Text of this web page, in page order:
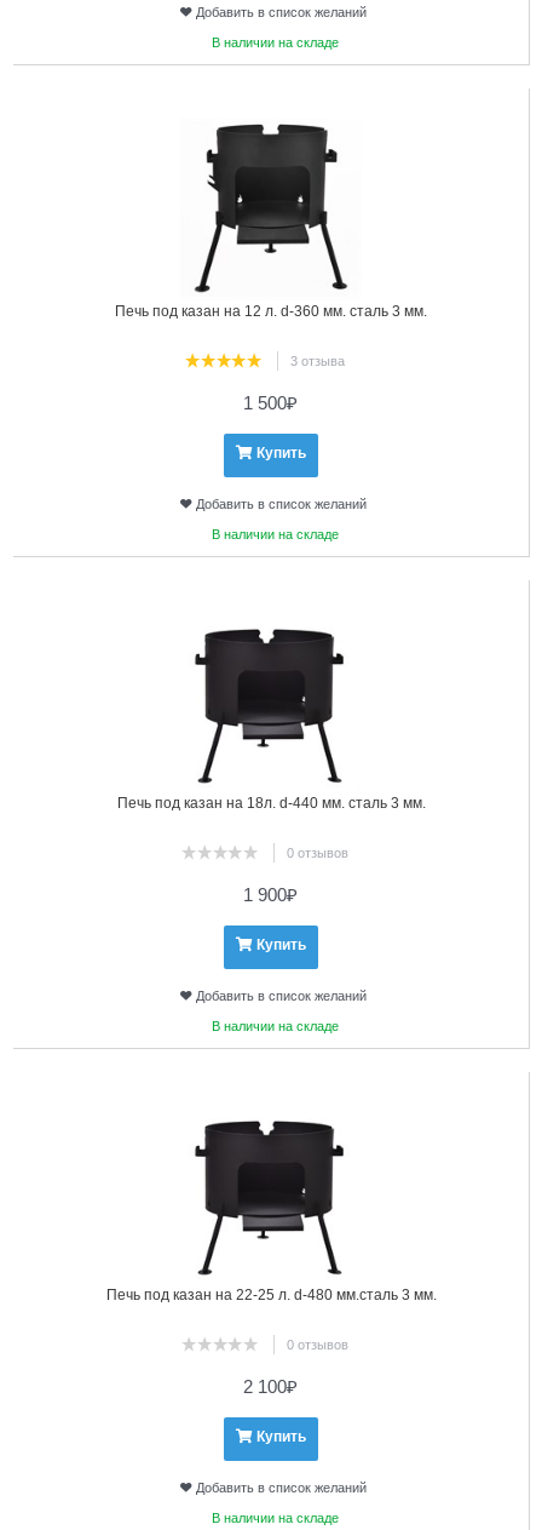
Добавить в список желаний
В наличии на складе
Печь под казан на 12 л. d-360 мм. сталь 3 мм.
3 отзыва
1 500₽
Купить
Добавить в список желаний
В наличии на складе
Печь под казан на 18л. d-440 мм. сталь 3 мм.
0 отзывов
1 900₽
Купить
Добавить в список желаний
В наличии на складе
Печь под казан на 22-25 л. d-480 мм.сталь 3 мм.
0 отзывов
2 100₽
Купить
Добавить в список желаний
В наличии на складе